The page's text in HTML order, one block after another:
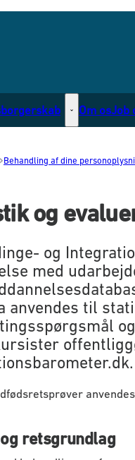
Om osJob
Behandling af dine
og
og
med
anvendes til
retsgrundlag